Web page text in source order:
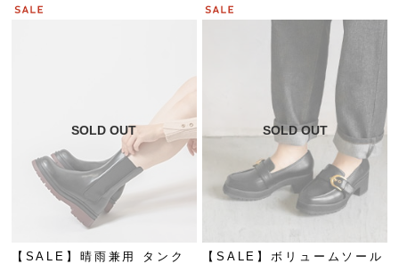
【SALE】晴雨兼用 タンク
【SALE】ボリュームソール